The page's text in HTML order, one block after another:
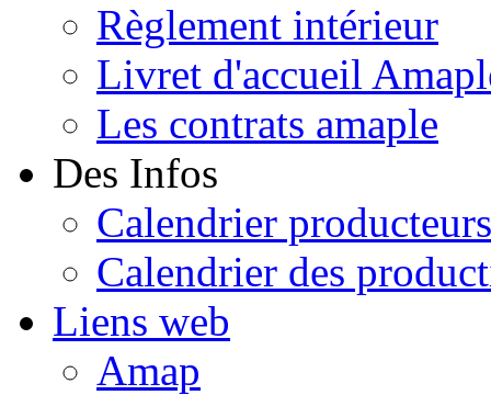
Règlement intérieur
Livret d'accueil
Les contrats amaple
Des Infos
Calendrier producteurs
Calendrier des
Liens web
Amap